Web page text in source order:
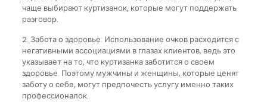
чаще выбирают куртизанок, которые могут поддержать
разговор.
2. Забота о здоровье: Использование очков расходится с
негативными ассоциациями в глазах клиентов, ведь это
указывает на то, что куртизанка заботится о своем
здоровье. Поэтому мужчины и женщины, которые ценят
заботу о себе, могут предпочесть услугу именно таких
профессионалок.